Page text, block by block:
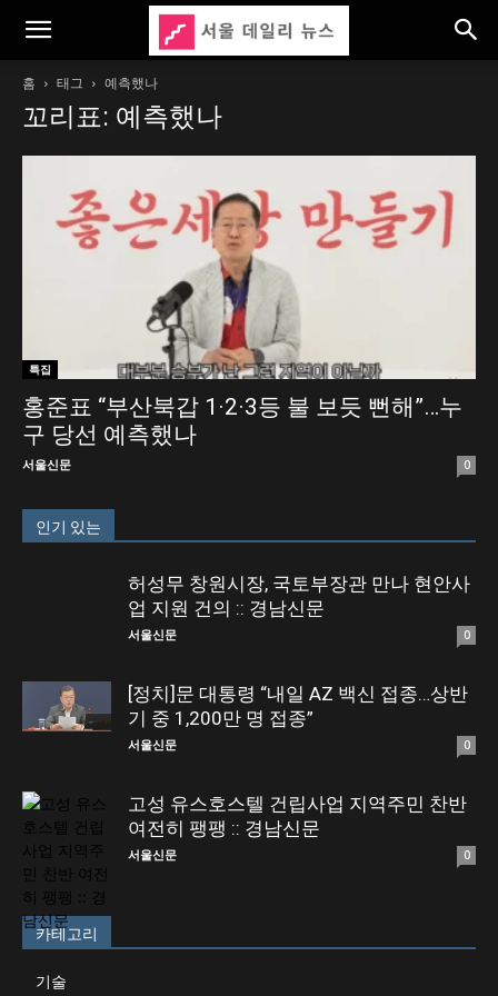
홈 태그 예측했나
꼬리표: 예측했나
특집
홍준표 “부산북갑 1·2·3등 불 보듯 뻔해”…누
구 당선 예측했나
서울신문 0
인기 있는
허성무 창원시장, 국토부장관 만나 현안사
업 지원 건의 :: 경남신문
서울신문 0
[정치]문 대통령 “내일 AZ 백신 접종…상반
기 중 1,200만 명 접종”
서울신문 0
고성 유스호스텔 건립사업 지역주민 찬반
여전히 팽팽 :: 경남신문
서울신문 0
카테고리
기술